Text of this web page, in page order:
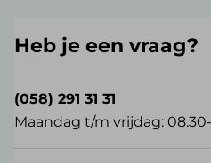
Heb je een vraag?
(058) 291 31 31
Maandag t/m vrijdag: